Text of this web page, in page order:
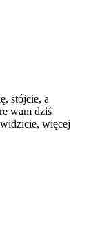
stójcie, a
wam dziś
więcej